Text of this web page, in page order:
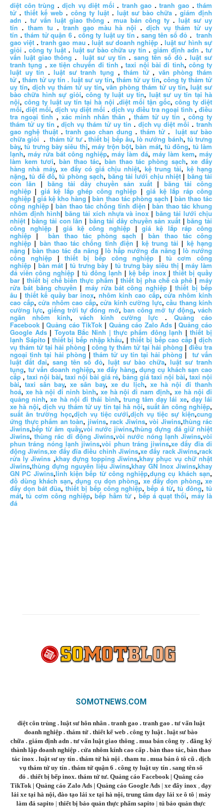
diệt côn trùng .dịch vụ diệt mối . tranh gao .tranh gao .thám
tử . thiết kế web . công ty luật . luật sư bào chữa . giám định
adn .tư vấn luật giao thông . mua bán công ty. luật sư uy
tín . tham tu . tranh gạo màu hà nội .dịch vụ thám tử uy
tín .thám tử quận 6. công ty luật uy tín . sang tên sổ đỏ .tranh
gao việt .tranh gao mau .luật sư doanh nghiệp .luật sư hình sự
giỏi . công ty luật. luật sư bào chữa uy tín .giám định adn .tư
vấn luật giao thông . luật sư uy tín .sang tên sổ đỏ.luật sư
tranh tụng . xe tiện chuyến đi tỉnh ,taxi nội bài đi tỉnh, công ty
luật uy tín .luật sư tranh tụng ,thám tử, văn phòng thám
tử ,thám tử uy tín . luật sư uy tín, thám tử uy tín, công ty thám tử
uy tín, dịch vụ thám tử uy tín,văn phòng thám tử uy tín,luật sư
bào chữa hình sự giỏi,công ty luật uy tín, luật sư uy tín tại hà
nội,công ty luật uy tín tại hà nội .diệt mối tận gốc, công ty diệt
mối,diệt mối,dịch vụ diệt mối . dịch vụ điều tra ngoại tình ,điều
tra ngoại tình , xác minh nhân thân , thám tử uy tín , công ty
thám tử uy tín ,dịch vụ thám tử uy tín . dịch vụ diệt mối .tranh
gao nghệ thuật.tranh gao chan dung . thám tử.luật sư bào
chữa giỏi .thám tử tư.thiết bị bếp âu,lò nướng bánh, tủ trưng
bày,tủ trưng bày siêu thị,máy trộn bột,bàn mát, tủ đông, tủ làm
lạnh, máy rửa bát công nghiệp, máy làm đá, máy làm kem, máy
làm kem tươi,bàn thao tác,bàn thao tác phòng sạch,xe đẩy
hàng nhà máy, xe đẩy có giá chịu nhiệt, kệ trung tải, kệ hạng
nặng,tủ để đồ,tủ phòng sạch, băng tải lưới chịu nhiệt| băng tải
con lăn | băng tải dây chuyền sản xuất | băng tải công
nghiệp | giá kệ lắp ghép công nghiệp |giá kệ lắp ráp công
nghiệp |giá kệ kho hàng |bàn thao tác phòng sạch | bàn thao tác
công nghiệp|bàn thao tác chống tĩnh điện | bàn thao tác khung
nhôm định hình| băng tải xích nhựa và inox |băng tải lưới chịu
nhiệt |băng tải con lăn | băng tải dây chuyền sản xuất |băng tải
công nghiệp|giá kệ công nghiệp |giá kệ lắp ráp công
nghiệp |bàn thao tác phòng sạch | bàn thao tác công
nghiệp | bàn thao tác chống tĩnh điện | kệ trung tải | kệ hạng
nặng | bàn thao tác đa năng |lò hấp nướng đa năng |lò nướng
công nghiệp|thiết bị bếp công nghiệp|tủ cơm công
nghiệp | bàn mát | tủ trưng bày | tủ trưng bày siêu thị |máy làm
đá viên công nghiệp | tủ đông lạnh |kệ bếp inox| thiết bị quầy
bar | thiết bị chế biến thực phẩm | thiết bị pha chế cà phê | máy
rửa bát băng chuyền | máy rửa bát công nghiệp|thiết bị bếp
âu | thiết kế quầy bar inox, nhôm kính cao cấp,cửa nhôm kính
cao cấp, cửa nhôm cao cấp, cửa kính cường lực, cầu thang kính
cường lực, giếng trời tự đóng mở, ban công mở tự động, vách
ngăn nhôm kính, vách kính cường lực . Quảng cáo
Facebook |Quảng cáo TikTok | Quảng cáo Zalo Ads |Quảng cáo
Google Ads| Toyota Bắc Ninh | thực phẩm đông lạnh |thiết bị
lạnh Sápito | thiết bị bếp nhập khẩu, |thiết bị bếp cao cấp|dịch
vụ thám tử tại hải phòng | công ty thám tử tại hải phòng | điều tra
ngoại tình tại hải phòng |thám tử uy tín tại hải phòng | tư vấn
luật đất đai, sang tên sổ đỏ, luật sư bào chữa, luật sư tranh
tụng, tư vấn doanh nghiệp,xe đẩy hàng,dụng cụ khách sạn cao
cấp , taxi nội bài, taxi nội bài giá rẻ, bảng giá taxi nội bài, taxi nội
bài,taxi sân bay,xe sân bay,xe du lịch, xe hà nội đi thanh
hoá, xe hà nội đi ninh bình, xe hà nội đi nam định,xe hà nội đi
quảng ninh,xe hà nội đi thái bình, trung tâm dạy lái xe, dạy lái
xe hà nội,dịch vụ thám tử uy tín tại hà nội,suất ăn công nghiệp,
suất ăn trường học,dịch vụ tiệc cưới,dịch vụ tiệc sự kiện,cung
ứng thực phẩm an toàn, jiwins, rack Jiwins, vòi Jiwins,thùng rác
Jiwins,bếp từ âm quầy,vòi nước jiwins,thùng đựng đá giữ nhiệt
Jiwins,thùng rác di động Jiwins,vòi nước nóng lạnh Jiwins,vòi
phun tráng nóng lạnh jiwins,vòi phun tráng jiwins,xe đẩy đĩa di
động Jiwins,xe đẩy đĩa điều chỉnh Jiwins,xe đẩy rack Jiwins,rack
rửa ly Jiwins ,khay đựng topping Jiwins,khay phục vụ chữ nhật
Jiwins,thùng đựng nguyên liệu Jiwins,khay GN Inox Jiwins,khay
GN PC Jiwins,linh kiện bếp từ công nghiệp,dụng cụ khách sạn,
đồ dùng khách sạn,dụng cụ dọn phòng, xe đẩy dọn phòng,xe
đẩy dọn bát đũa, thiết bị bếp công nghiệp,bếp á từ,tủ đông,tủ
mát,tủ cơm công nghiệp,bếp hầm từ , bếp á quạt thổi, máy là
đá
SOMOTNEWS.COM
diệt côn trùng . luật sư hôn nhân . tranh gao . tranh gao . tư vấn luật
doanh nghiệp . thám tử . thiết kế web . công ty luật. luật sư bào
chữa. giám định adn. tư vấn luật giao thông . mua bán công ty. đăng ký
thành lập doanh nghiệp . cửa nhôm kính cao cấp . bàn thao tác, bàn thao
tác inox. luật sư uy tín. thám tử hà nội. tham tu. mua bán ô tô cũ. dịch
vụ thám tử uy tín . thám tử quận 6 . công ty luật uy tín . sang tên sổ
đỏ . thiết bị bếp inox. thám tử tư. Quảng cáo Facebook| Quảng cáo
TikTok | Quảng cáo Zalo Ads | Quảng cáo Google Ads | xe đẩy inox , dạy
lái xe tại hà nội, đào tạo lái xe tại hà nội, trung tâm dạy lái xe ô tô | máy
làm đá sapito | thiết bị bảo quản thực phẩm sapito | tủ bảo quản thực